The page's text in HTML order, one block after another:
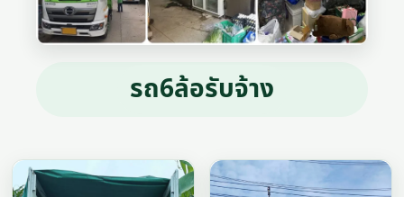
รถ6ล้อรับจ้าง